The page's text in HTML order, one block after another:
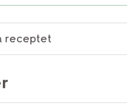
receptet